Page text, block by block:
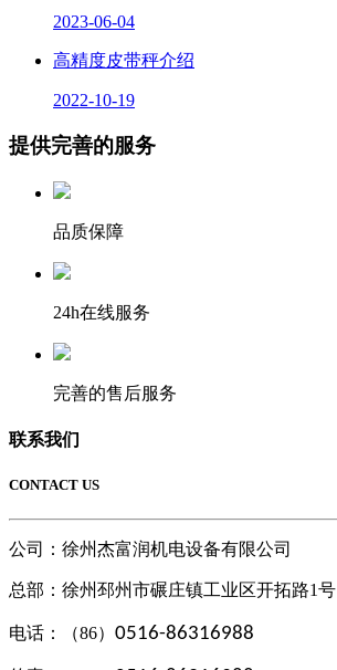
2023-06-04
高精度皮带秤介绍
2022-10-19
提供完善的服务
品质保障
24h在线服务
完善的售后服务
联系我们
CONTACT US
公司：徐州杰富润机电设备有限公司
总部： 徐州邳州市碾庄镇工业区开拓路1号
电话：（86） 0516-86316988